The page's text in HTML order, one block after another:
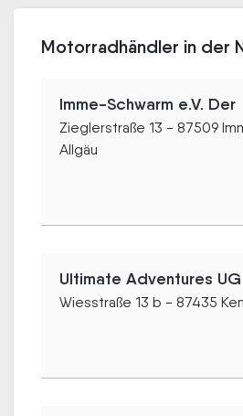
Motorradhändler in der
Imme-Schwarm e.V. Der
Zieglerstraße 13 - 87509
Allgäu
Ultimate Adventures UG
Wiesstraße 13 b - 87435